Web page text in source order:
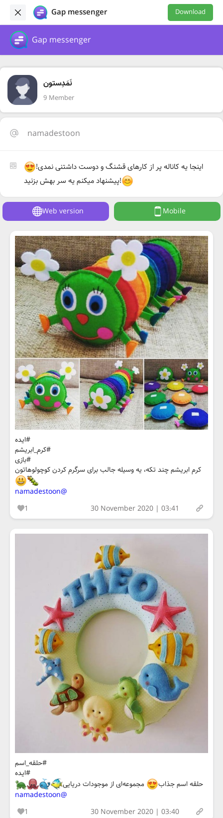
Gap messenger Download
Gap messenger
نَمَدِستون
9 Member
namadestoon
اینجا یه کاناله پر از کارهای قشنگ و دوست داشتنی نمدی!
پیشنهاد میکنم یه سر بهش بزنید!
Web version Mobile
#ایده
#کرم_ابریشم
#بازی
کرم ابریشم چند تکه، یه وسیله جالب برای سرگرم کردن کوچولوهاتون
@namadestoon
1
30 November 2020 | 03:41
#حلقه_اسم
#ایده
حلقه اسم جذاب
مجموعه‌ای از موجودات دریایی
@namadestoon
1
30 November 2020 | 03:40